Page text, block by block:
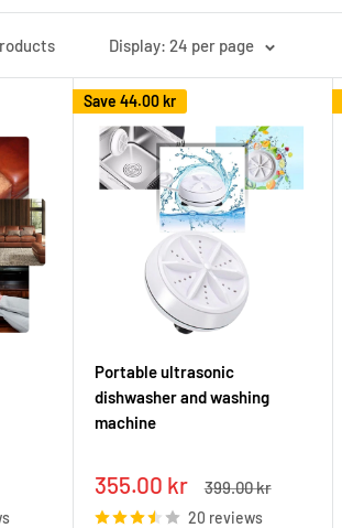
Display: 24 per page
Save 44.00 kr
Portable ultrasonic
dishwasher and washing
machine
Sale
price
355.00 kr
Regular
399.00 kr
20 reviews